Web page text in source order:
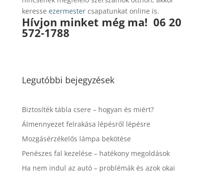
keresse ezermestercsapatunkat online is.
Hívjon minket még ma! 06 20
572-1788
Legutóbbi bejegyzések
Biztosíték tábla csere – hogyan és miért?
Álmennyezet felrakása lépésről lépésre
Mozgásérzékelős lámpa bekötése
Penészes fal kezelése – hatékony megoldások
Ha nem indul az autó – problémák és azok okai